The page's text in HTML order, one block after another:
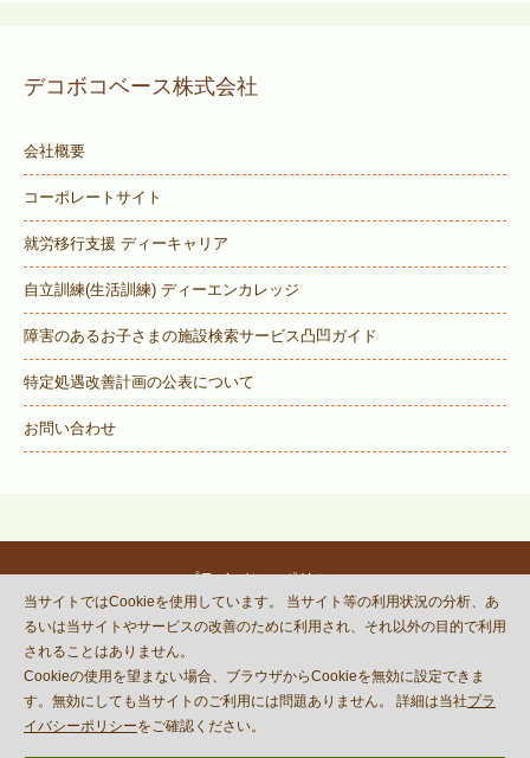
デコボコベース株式会社
会社概要
コーポレートサイト
就労移行支援 ディーキャリア
自立訓練(生活訓練) ディーエンカレッジ
障害のあるお子さまの施設検索サービス凸凹ガイド
特定処遇改善計画の公表について
お問い合わせ
プライバシーポリシー
© DECOBOCO BASE Co.,Ltd.
and Terms of Serviceapply.
当サイトではCookieを使用しています。 当サイト等の利用状況の分析、あ
るいは当サイトやサービスの改善のために利用され、それ以外の目的で利用
されることはありません。
Cookieの使用を望まない場合、ブラウザからCookieを無効に設定できま
す。無効にしても当サイトのご利用には問題ありません。 詳細は当社プラ
イバシーポリシーをご確認ください。